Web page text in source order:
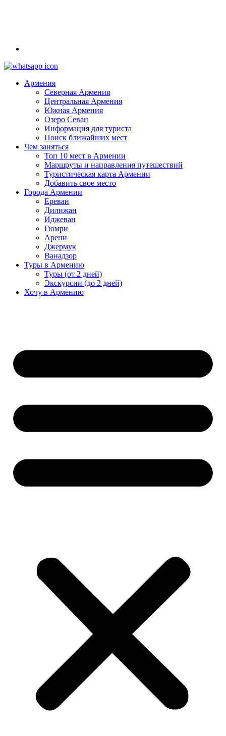
Армения
Северная Армения
Центральная Армения
Южная Армения
Озеро Севан
Информация для туриста
Поиск ближайших мест
Чем заняться
Топ 10 мест в Армении
Маршруты и направления путешествий
Туристическая карта Армении
Добавить свое место
Города Армении
Ереван
Дилижан
Иджеван
Гюмри
Арени
Джермук
Ванадзор
Туры в Армению
Туры (от 2 дней)
Экскурсии (до 2 дней)
Хочу в Армению